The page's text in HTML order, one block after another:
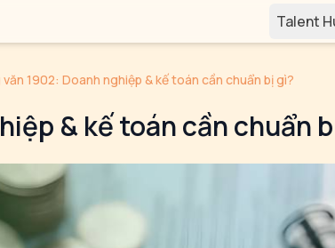
Talent
1902: Doanh nghiệp & kế toán cần chuẩn bị gì?
& kế toán cần chuẩn